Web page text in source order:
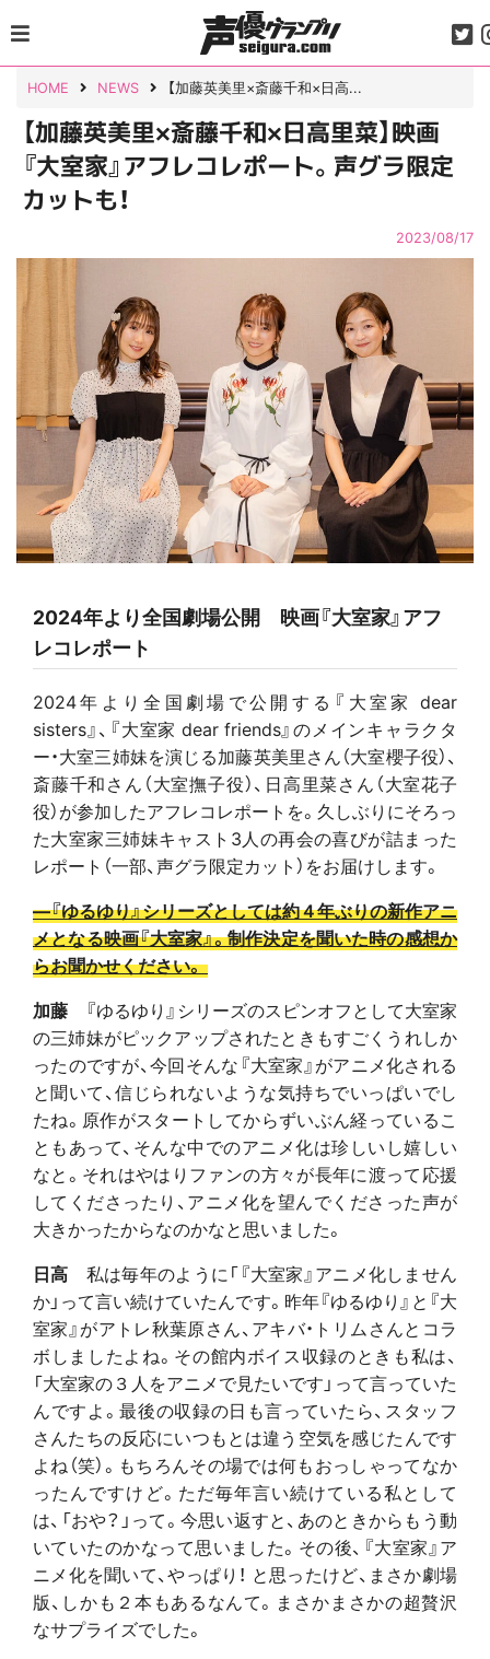
to
content
HOME NEWS 【加藤英美里×斎藤千和×日高...
【加藤英美里×斎藤千和×日高里菜】映画
『大室家』アフレコレポート。声グラ限定
カットも！
2023/08/17
2024年より全国劇場公開 映画『大室家』アフ
レコレポート
2024年より全国劇場で公開する『大室家 dear
sisters』、『大室家 dear friends』のメインキャラクタ
ー・大室三姉妹を演じる加藤英美里さん（大室櫻子役）、
斎藤千和さん（大室撫子役）、日高里菜さん（大室花子
役）が参加したアフレコレポートを。久しぶりにそろっ
た大室家三姉妹キャスト3人の再会の喜びが詰まった
レポート（一部、声グラ限定カット）をお届けします。
―『ゆるゆり』シリーズとしては約４年ぶりの新作アニ
メとなる映画『大室家』。制作決定を聞いた時の感想か
らお聞かせください。
加藤 『ゆるゆり』シリーズのスピンオフとして大室家
の三姉妹がピックアップされたときもすごくうれしか
ったのですが、今回そんな『大室家』がアニメ化される
と聞いて、信じられないような気持ちでいっぱいでし
たね。原作がスタートしてからずいぶん経っているこ
ともあって、そんな中でのアニメ化は珍しいし嬉しい
なと。それはやはりファンの方々が長年に渡って応援
してくださったり、アニメ化を望んでくださった声が
大きかったからなのかなと思いました。
日高 私は毎年のように「『大室家』アニメ化しません
か」って言い続けていたんです。昨年『ゆるゆり』と『大
室家』がアトレ秋葉原さん、アキバ・トリムさんとコラ
ボしましたよね。その館内ボイス収録のときも私は、
「大室家の３人をアニメで見たいです」って言っていた
んですよ。最後の収録の日も言っていたら、スタッフ
さんたちの反応にいつもとは違う空気を感じたんです
よね（笑）。もちろんその場では何もおっしゃってなか
ったんですけど。ただ毎年言い続けている私として
は、「おや？」って。今思い返すと、あのときからもう動
いていたのかなって思いました。その後、『大室家』ア
ニメ化を聞いて、やっぱり！ と思ったけど、まさか劇場
版、しかも２本もあるなんて。まさかまさかの超贅沢
なサプライズでした。